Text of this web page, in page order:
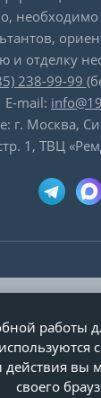
необходимо
и отделку
238-99-99
E-mail:
г. Москва,
1, ТВЦ
ИНН
работы
используются
действия вы
своего